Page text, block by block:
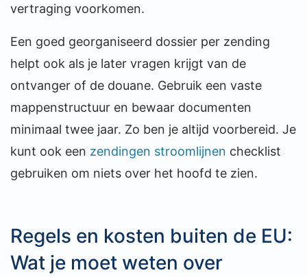
vertraging voorkomen.
Een goed georganiseerd dossier per zending
helpt ook als je later vragen krijgt van de
ontvanger of de douane. Gebruik een vaste
mappenstructuur en bewaar documenten
minimaal twee jaar. Zo ben je altijd voorbereid. Je
kunt ook een zendingen stroomlijnen checklist
gebruiken om niets over het hoofd te zien.
Regels en kosten buiten de EU:
Wat je moet weten over